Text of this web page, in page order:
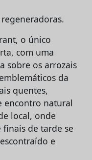
o único
com uma
sobre os arrozais
da
quentes,
encontro natural
local, onde
finais de tarde se
e